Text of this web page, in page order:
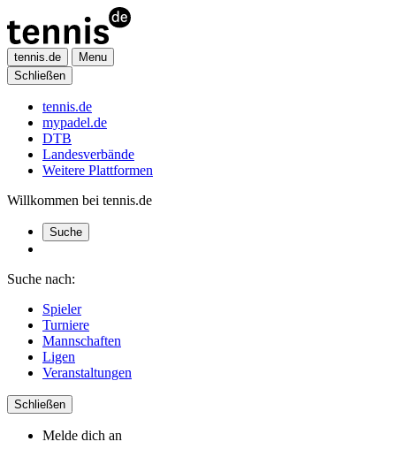
tennis.de
Menu
Schließen
tennis.de
mypadel.de
DTB
Landesverbände
Weitere Plattformen
Willkommen bei tennis.de
Suche
Suche nach:
Spieler
Turniere
Mannschaften
Ligen
Veranstaltungen
Schließen
Melde dich an